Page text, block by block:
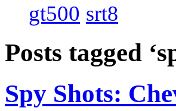
gt500 srt8
Posts tagged
Spy Shots: